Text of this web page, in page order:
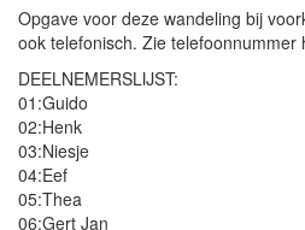
Opgave voor deze wandeling bij
ook telefonisch. Zie telefoonnummer
DEELNEMERSLIJST:
01:Guido
02:Henk
03:Niesje
04:Eef
05:Thea
06:Gert Jan